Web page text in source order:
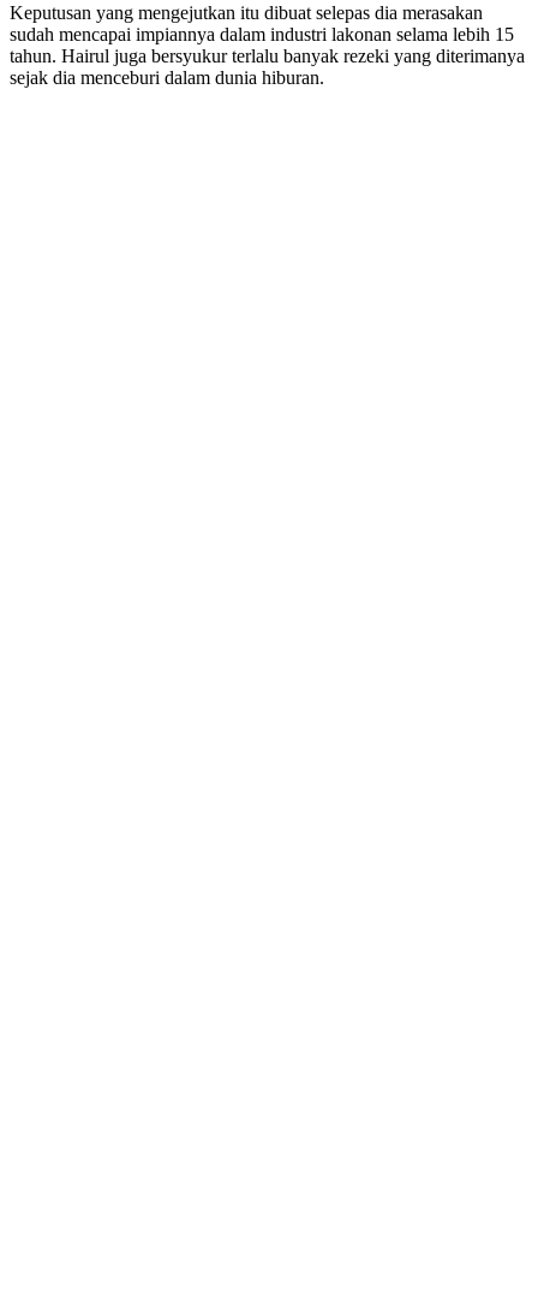
Keputusan yang mengejutkan itu dibuat selepas dia merasakan
sudah mencapai impiannya dalam industri lakonan selama lebih 15
tahun. Hairul juga bersyukur terlalu banyak rezeki yang diterimanya
sejak dia menceburi dalam dunia hiburan.